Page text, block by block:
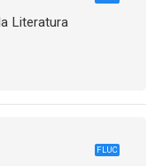
Literatura
FLUC